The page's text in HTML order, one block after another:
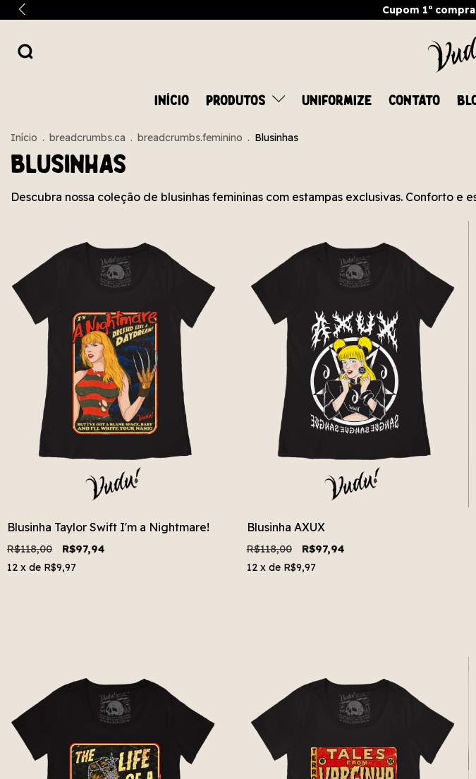
Cupom 1ª
INÍCIO PRODUTOS UNIFORMIZE CONTATO
Início . breadcrumbs.ca . breadcrumbs.feminino . Blusinhas
Blusinhas
Descubra nossa coleção de blusinhas femininas com estampas exclusivas. Conforto e
Blusinha Taylor Swift I'm a Nightmare!
R$118,00 R$97,94
12 x de R$9,97
Blusinha AXUX
R$118,00 R$97,94
12 x de R$9,97